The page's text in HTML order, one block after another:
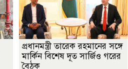
প্রধানমন্ত্রী তারেক রহমানের সঙ্গে
মার্কিন বিশেষ দূত সার্জিও গরের
বৈঠক